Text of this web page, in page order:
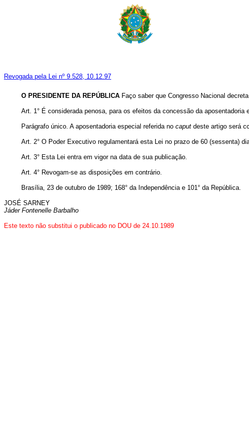
Revogada pela Lei nº 9.528, 10.12.97
O PRESIDENTE DA REPÚBLICA Faço saber que Congresso Nacional
Art. 1° É considerada penosa, para os efeitos da concessão da aposentadoria
Parágrafo único. A aposentadoria especial referida no caput deste artigo será
Art. 2° O Poder Executivo regulamentará esta Lei no prazo de 60 (sessenta)
Art. 3° Esta Lei entra em vigor na data de sua publicação.
Art. 4° Revogam-se as disposições em contrário.
Brasília, 23 de outubro de 1989; 168° da Independência e 101° da República.
JOSÉ SARNEY
Jáder Fontenelle Barbalho
Este texto não substitui o publicado no DOU de 24.10.1989